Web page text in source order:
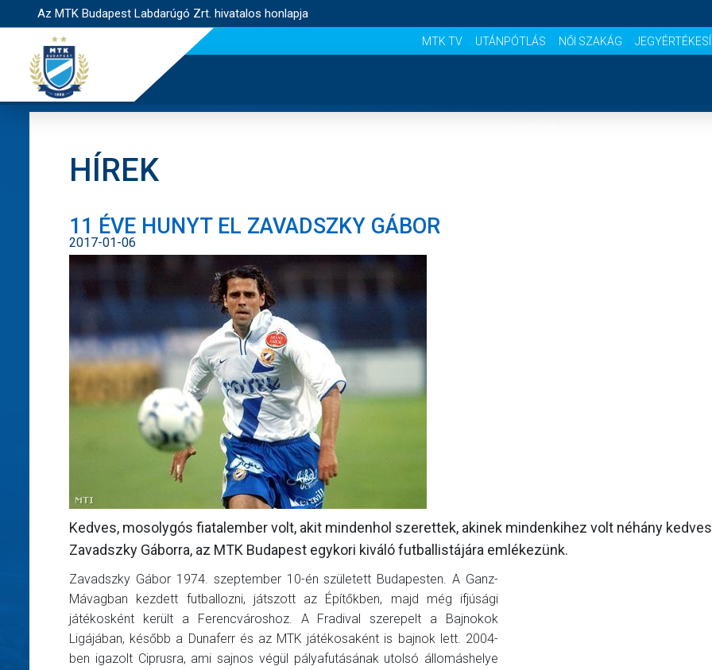
Az MTK Budapest Labdarúgó Zrt. hivatalos honlapja
MTK TV UTÁNPÓTLÁS NŐI SZAKÁG
HÍREK
11 ÉVE HUNYT EL ZAVADSZKY GÁBOR
2017-01-06
Kedves, mosolygós fiatalember volt, akit mindenhol szerettek, akinek mindenkihez volt néhány
Zavadszky Gáborra, az MTK Budapest egykori kiváló futballistájára emlékezünk.
Zavadszky Gábor 1974. szeptember 10-én született Budapesten. A Ganz-
Mávagban kezdett futballozni, játszott az Építőkben, majd még ifjúsági
játékosként került a Ferencvároshoz. A Fradival szerepelt a Bajnokok
Ligájában, később a Dunaferr és az MTK játékosaként is bajnok lett. 2004-
ben igazolt Ciprusra, ami sajnos végül pályafutásának utolsó állomáshelye